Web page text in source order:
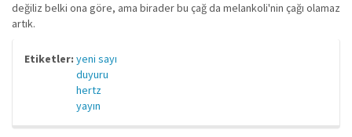
değiliz belki ona göre, ama birader bu çağ da melankoli'nin çağı olamaz
artık.
Etiketler: yeni sayı
duyuru
hertz
yayın